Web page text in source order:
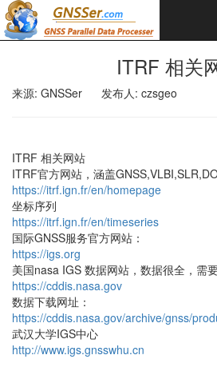
ITRF 相关
来源: GNSSer 发布人: czsgeo
ITRF 相关网站
ITRF官方网站，涵盖GNSS,VLBI,SLR,
https://itrf.ign.fr/en/homepage
坐标序列
https://itrf.ign.fr/en/timeseries
国际GNSS服务官方网站：
https://igs.org
美国nasa IGS 数据网站，数据很全，需
https://cddis.nasa.gov
数据下载网址：
https://cddis.nasa.gov/archive/gnss/
武汉大学IGS中心
http://www.igs.gnsswhu.cn